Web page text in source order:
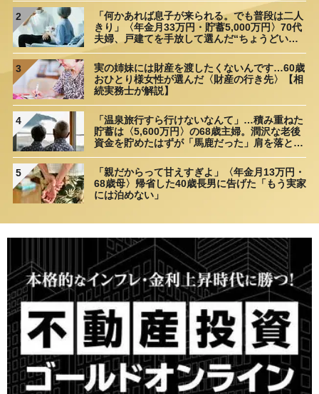
2
「何かあれば息子が来られる。でも普段は二人
きり」〈年金月33万円・貯蓄5,000万円〉70代
夫婦、戸建てを手放して選んだ“ちょうどいい
距離”
3
実の姉妹には財産を渡したくないんです…60歳
おひとり様女性が選んだ〈財産の行き先〉【相
続実務士が解説】
4
「温泉旅行すら行けないなんて」…積み重ねた
貯蓄は〈5,600万円〉の68歳主婦。潤沢な老後
資金を貯めたはずが「馬鹿だった」肩を落とす
理由
5
「親だからって甘えすぎよ」〈年金月13万円・
68歳母〉帰省した40歳長男に告げた「もう実家
には泊めない」